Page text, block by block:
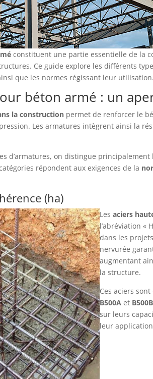
constituent une partie essentielle de la
Ce guide explore les différents
que les normes régissant leur utilisation.
béton armé : un
la construction permet de renforcer le
Les armatures intègrent ainsi la
d’armatures, on distingue
répondent aux exigences de la
(ha)
Lesaciers
l’abréviation «
dans les
nervurée
augmentant
la structure.
Ces aciers
B500A et B500B
sur leurs
leur